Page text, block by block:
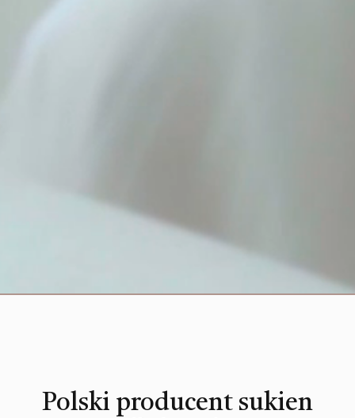
Polski producent sukien